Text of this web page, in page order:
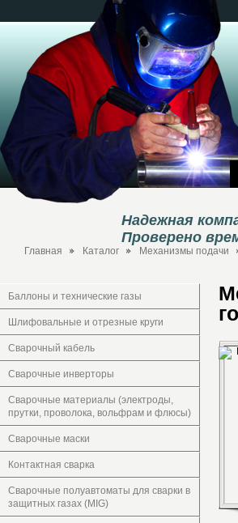
Надежная
Проверено
Главная Каталог Механизмы подачи
Баллоны и технические газы
Шлифовальные и отрезные круги
Сварочный кабель
Сварочные инверторы
Сварочные материалы (электроды,
прутки, проволока, вольфрам и флюсы)
Сварочные маски
Контактная сварка
Сварочные полуавтоматы для сварки в
защитных газах (MIG)